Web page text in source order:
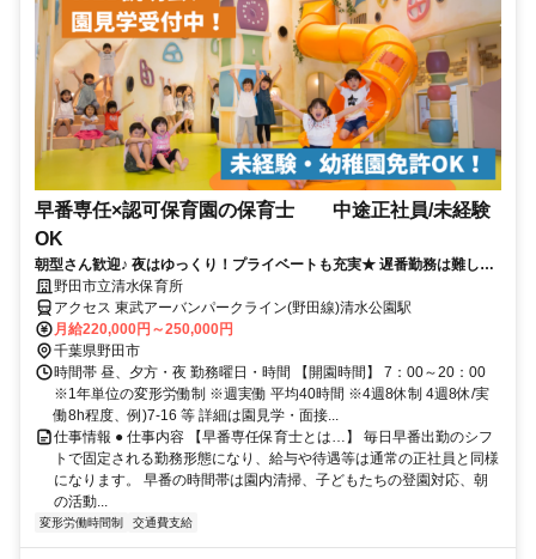
早番専任×認可保育園の保育士 中途正社員/未経験
OK
朝型さん歓迎♪ 夜はゆっくり！プライベートも充実★ 遅番勤務は難しい
けど正社員で働きたい方！
野田市立清水保育所
アクセス 東武アーバンパークライン(野田線)清水公園駅
月給220,000円～250,000円
千葉県野田市
時間帯 昼、夕方・夜 勤務曜日・時間 【開園時間】 7：00～20：00
※1年単位の変形労働制 ※週実働 平均40時間 ※4週8休制 4週8休/実
働8h程度、例)7-16 等 詳細は園見学・面接...
仕事情報 ● 仕事内容 【早番専任保育士とは…】 毎日早番出勤のシフ
トで固定される勤務形態になり、給与や待遇等は通常の正社員と同様
になります。 早番の時間帯は園内清掃、子どもたちの登園対応、朝
の活動...
変形労働時間制 交通費支給